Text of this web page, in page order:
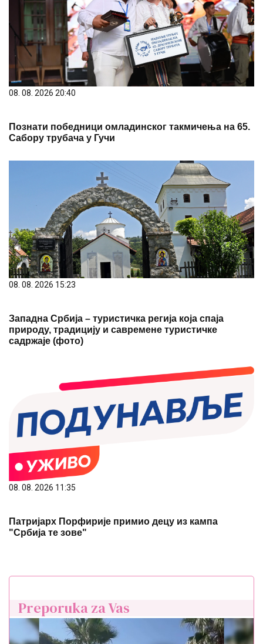
08. 08. 2026 20:40
Познати победници омладинског такмичења на 65.
Сабору трубача у Гучи
08. 08. 2026 15:23
Западна Србија – туристичка регија која спаја
природу, традицију и савремене туристичке
садржаје (фото)
08. 08. 2026 11:35
Патријарх Порфирије примио децу из кампа
"Србија те зове"
Preporuka za Vas